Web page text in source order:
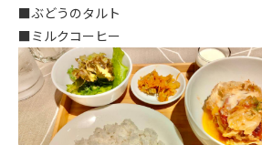
■ぶどうのタルト
■ミルクコーヒー